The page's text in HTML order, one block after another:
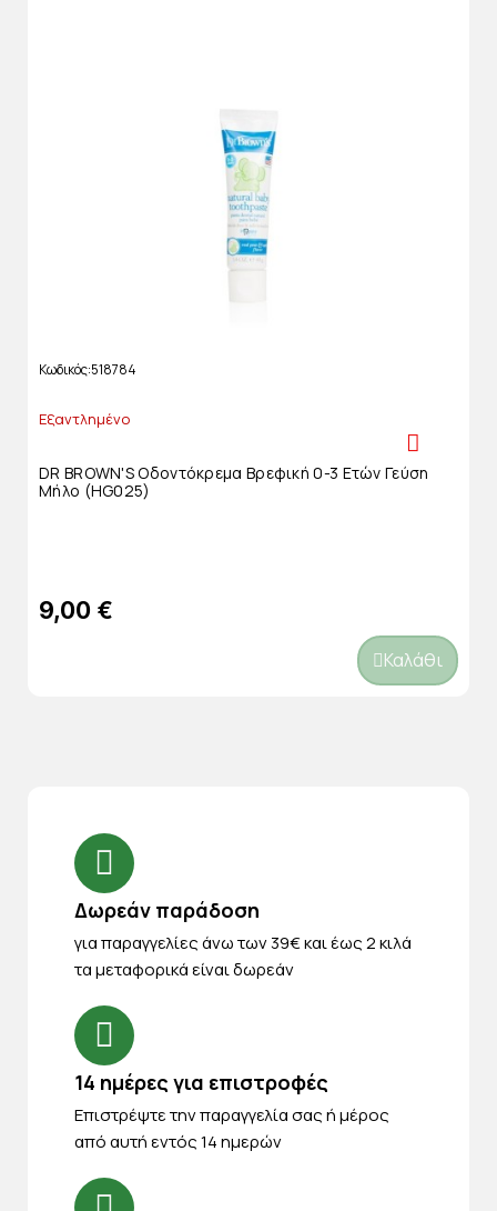
Κωδικός 518784
Εξαντλημένο
DR BROWN'S Οδοντόκρεμα Βρεφική 0-3 Ετών Γεύση
Μήλο (HG025)
9,00 €
Καλάθι
Δωρεάν παράδοση
για παραγγελίες άνω των 39€ και έως 2 κιλά
τα μεταφορικά είναι δωρεάν
14 ημέρες για επιστροφές
Eπιστρέψτε την παραγγελία σας ή μέρος
από αυτή εντός 14 ημερών